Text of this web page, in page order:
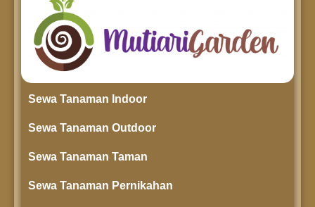
Sewa Tanaman Indoor
Sewa Tanaman Outdoor
Sewa Tanaman Taman
Sewa Tanaman Pernikahan